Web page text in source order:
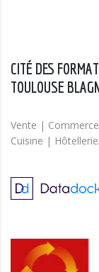
CITÉ DES
TOULOUSE
Vente |
Cuisine |